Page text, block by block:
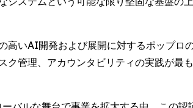
いAI開発および展開に対するポップロ
管理、アカウンタビリティの実践が最